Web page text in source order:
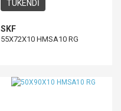
TÜKENDİ
SKF
55X72X10 HMSA10 RG